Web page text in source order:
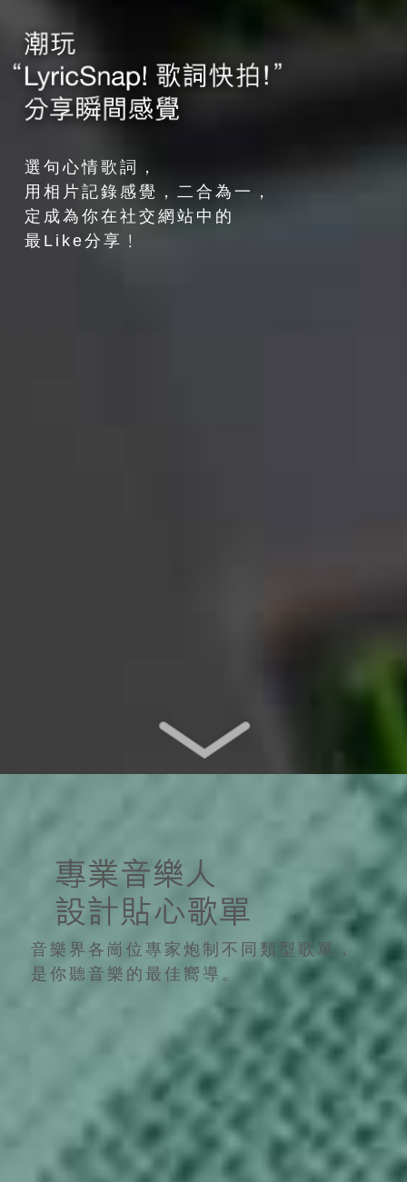
選句心情歌詞，
用相片記錄感覺，二合為一，
定成為你在社交網站中的
最Like分享﹗
音樂界各崗位專家炮制不同類型歌單，
是你聽音樂的最佳嚮導。